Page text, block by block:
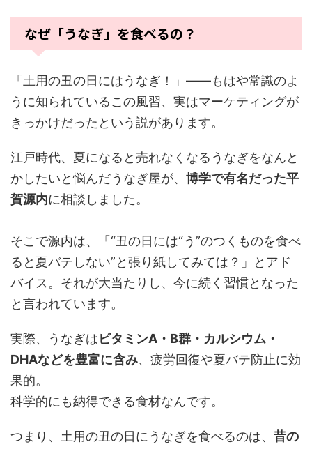
なぜ「うなぎ」を食べるの？
「土用の丑の日にはうなぎ！」――もはや常識のよ
うに知られているこの風習、実はマーケティングが
きっかけだったという説があります。
江戸時代、夏になると売れなくなるうなぎをなんと
かしたいと悩んだうなぎ屋が、 博学で有名だった平
賀源内に相談しました。
そこで源内は、「“丑の日には“う”のつくものを食べ
ると夏バテしない”と張り紙してみては？」とアド
バイス。それが大当たりし、今に続く習慣となった
と言われています。
実際、うなぎはビタミンA・B群・カルシウム・
DHAなどを豊富に含み、疲労回復や夏バテ防止に効
果的。
科学的にも納得できる食材なんです。
つまり、土用の丑の日にうなぎを食べるのは、 昔の